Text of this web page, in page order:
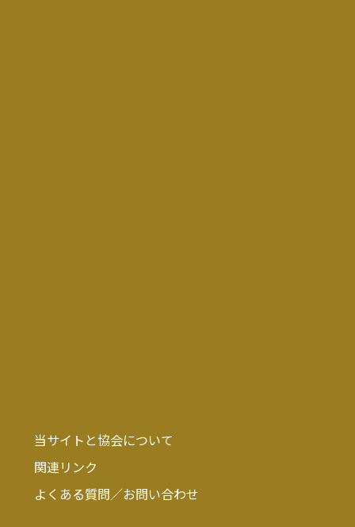
当サイトと協会について
関連リンク
よくある質問／お問い合わせ